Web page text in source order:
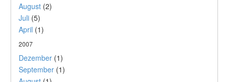
August (2)
Juli (5)
April (1)
2007
Dezember (1)
September (1)